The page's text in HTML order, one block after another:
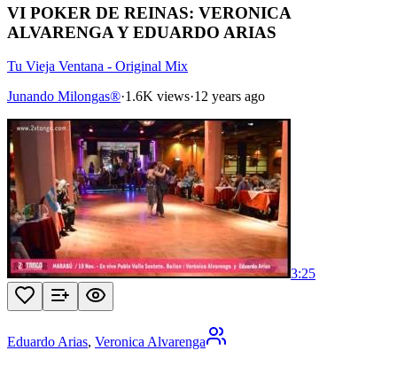
VI POKER DE REINAS: VERONICA
ALVARENGA Y EDUARDO ARIAS
Tu Vieja Ventana - Original Mix
Junando Milongas®·1.6K views·12 years ago
3:25
Eduardo Arias, Veronica Alvarenga